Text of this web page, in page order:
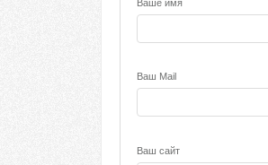
Ваше имя
Ваш Mail
Ваш сайт